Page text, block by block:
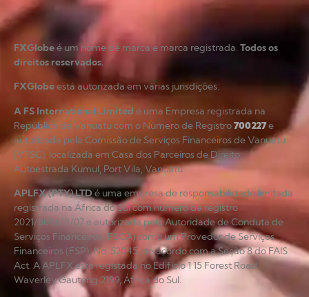
FXGlobeé um nome de marca e marca registrada. Todos os
direitos reservados.
FXGlobeestá autorizada em várias jurisdições.
A FS International Limited é uma Empresa registrada na
República de Vanuatu com o Número de Registro700227e
autorizada pela Comissão de Serviços Financeiros de Vanuatu
(VFSC), localizada em Casa dos Parceiros de Direito,
Autoestrada Kumul, Port Vila, Vanuatu.
APLFX (PTY) LTD é uma empresa de responsabilidade limitada
registrada na África do Sul com número de registro
2021/804619/07 e autorizada pela Autoridade de Conduta de
Serviços Financeiros (FSCA) como um Provedor de Serviços
Financeiros (FSP), No. 52045, de acordo com a Seção 8 do FAIS
Act. A APLFX está registada no Edifício 1 15 Forest Road
Waverley Gauteng 2199, África do Sul.